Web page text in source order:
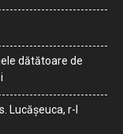
dătătoare de
Lucășeuca, r-l